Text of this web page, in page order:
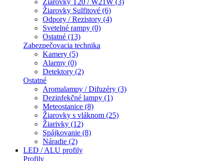
Žiarovky T20 / W21W (3)
Žiarovky Sulfitové (6)
Odpory / Rezistory (4)
Svetelné rampy (0)
Ostatné (13)
Zabezpečovacia technika
Kamery (5)
Alarmy (0)
Detektory (2)
Ostatné
Aromalampy / Difuzéry (3)
Dezinfekčné lampy (1)
Meteostanice (8)
Žiarovky s vláknom (25)
Žiarivky (12)
Spájkovanie (8)
Náradie (2)
LED / ALU profily
Profily